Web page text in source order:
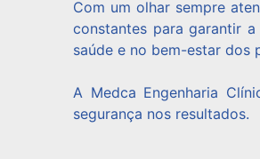
Com um olhar sempre
constantes para garantir
saúde e no bem-estar dos
A Medca Engenharia
segurança nos resultados.